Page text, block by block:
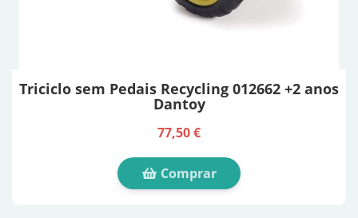
Triciclo sem Pedais Recycling 012662 +2 anos
Dantoy
77,50 €
Comprar